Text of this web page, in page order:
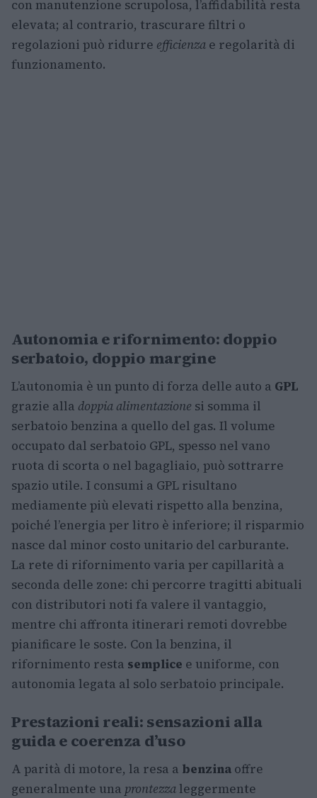
con manutenzione scrupolosa, l’affidabilità resta
elevata; al contrario, trascurare filtri o
regolazioni può ridurre efficienza e regolarità di
funzionamento.
Autonomia e rifornimento: doppio
serbatoio, doppio margine
L’autonomia è un punto di forza delle auto a GPL
grazie alla doppia alimentazione si somma il
serbatoio benzina a quello del gas. Il volume
occupato dal serbatoio GPL, spesso nel vano
ruota di scorta o nel bagagliaio, può sottrarre
spazio utile. I consumi a GPL risultano
mediamente più elevati rispetto alla benzina,
poiché l’energia per litro è inferiore; il risparmio
nasce dal minor costo unitario del carburante.
La rete di rifornimento varia per capillarità a
seconda delle zone: chi percorre tragitti abituali
con distributori noti fa valere il vantaggio,
mentre chi affronta itinerari remoti dovrebbe
pianificare le soste. Con la benzina, il
rifornimento resta semplice e uniforme, con
autonomia legata al solo serbatoio principale.
Prestazioni reali: sensazioni alla
guida e coerenza d’uso
A parità di motore, la resa a benzina offre
generalmente una prontezza leggermente